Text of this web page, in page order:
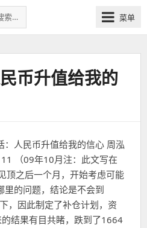
菜单
币升值给我的
：人民币升值给我的信心 周泓
（09年10月注：此文写在
顶之后一个月，开始考虑可能
里的问题，结论是不会到
，因此制定了补仓计划，资
结果有目共睹，跌到了1664